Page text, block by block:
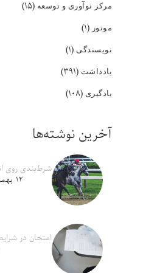
مرکز نوآوری و توسعه (۱۵)
موتور (۱)
نویسندگی (۱)
یادداشت (۳۹۱)
یادگیری (۱۰۸)
آخرین نوشته‌ها
شرط‌بندی روی
۱۲ بهمن ۱۴۰۴
امتحان در